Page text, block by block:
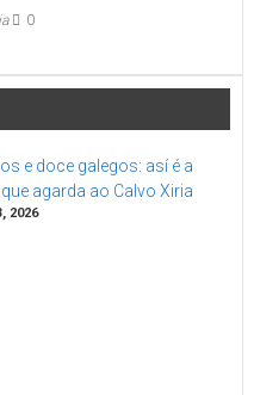
0
e doce galegos: así é a
agarda ao Calvo Xiria
2026